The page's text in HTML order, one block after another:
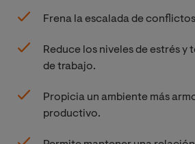
Frena la escalada de
Reduce los niveles de estrés y
de trabajo.
Propicia un ambiente más
productivo.